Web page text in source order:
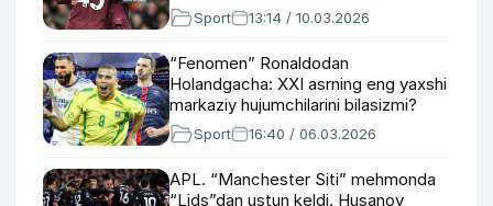
Sport 13:14 / 10.03.2026
“Fenomen” Ronaldodan
Holandgacha: XXI asrning eng yaxshi
markaziy hujumchilarini bilasizmi?
Sport 16:40 / 06.03.2026
APL. “Manchester Siti” mehmonda
“Lids”dan ustun keldi. Husanov